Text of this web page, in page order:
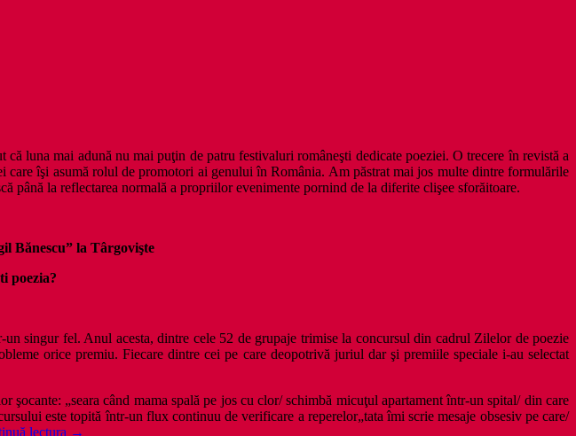
luna mai adună nu mai puţin de patru festivaluri româneşti dedicate poeziei. O trecere în revistă a
care îşi asumă rolul de promotori ai genului în România. Am păstrat mai jos multe dintre formulările
până la reflectarea normală a propriilor evenimente pornind de la diferite clişee sforăitoare.
Bănescu” la Târgovişte
poezia?
singur fel. Anul acesta, dintre cele 52 de grupaje trimise la concursul din cadrul Zilelor de poezie
orice premiu. Fiecare dintre cei pe care deopotrivă juriul dar şi premiile speciale i-au selectat
„seara când mama spală pe jos cu clor/ schimbă micuţul apartament într-un spital/ din care
este topită într-un flux continuu de verificare a reperelor„tata îmi scrie mesaje obsesiv pe care/
lectura Sezon
→